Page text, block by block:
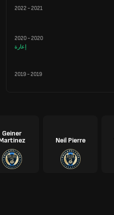
2021
-
2022
2020
-
2020
إعارة
2019
-
2019
Neil Pierre
Geiner